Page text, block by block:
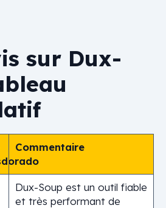
sur Dux-
Commentaire
Dux-Soup est un outil fiable
et très performant de